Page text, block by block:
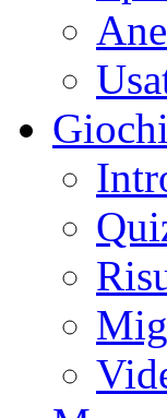
Giochi